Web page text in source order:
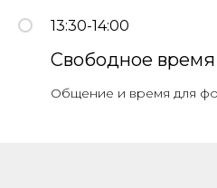
13:30-14:00
Свободное время
Общение и время для